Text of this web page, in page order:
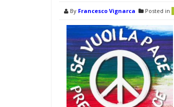
By Francesco Vignarca Posted in